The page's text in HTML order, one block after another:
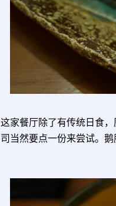
这家餐厅除了有传统日食
司当然要点一份来尝试。